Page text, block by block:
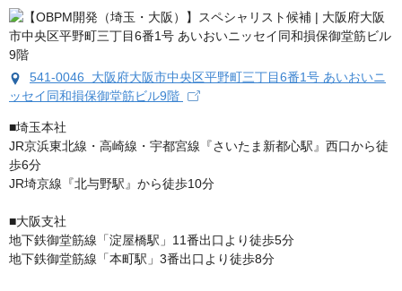
541-0046 大阪府大阪市中央区平野町三丁目6番1号 あいおいニ
ッセイ同和損保御堂筋ビル9階
■埼玉本社
JR京浜東北線・高崎線・宇都宮線『さいたま新都心駅』西口から徒
歩6分
JR埼京線『北与野駅』から徒歩10分
■大阪支社
地下鉄御堂筋線「淀屋橋駅」11番出口より徒歩5分
地下鉄御堂筋線「本町駅」3番出口より徒歩8分